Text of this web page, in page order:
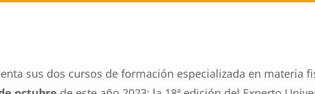
sus dos cursos de formación especializada en materia